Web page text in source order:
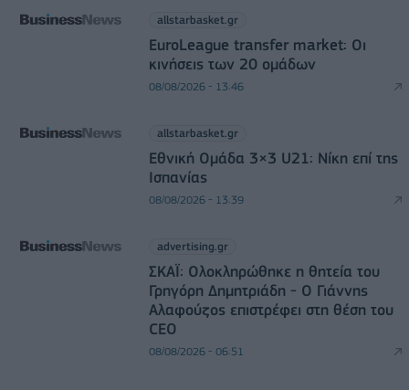
allstarbasket.gr
EuroLeague transfer market: Οι
κινήσεις των 20 ομάδων
08/08/2026 - 13:46
allstarbasket.gr
Εθνική Ομάδα 3×3 U21: Νίκη επί της
Ισπανίας
08/08/2026 - 13:39
advertising.gr
ΣΚΑΪ: Ολοκληρώθηκε η θητεία του
Γρηγόρη Δημητριάδη - Ο Γιάννης
Αλαφούζος επιστρέφει στη θέση του
CEO
08/08/2026 - 06:51